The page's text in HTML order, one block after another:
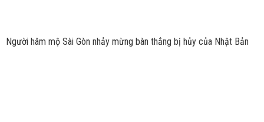
Người hâm mộ Sài Gòn nhảy mừng bàn thắng bị hủy của Nhật Bản